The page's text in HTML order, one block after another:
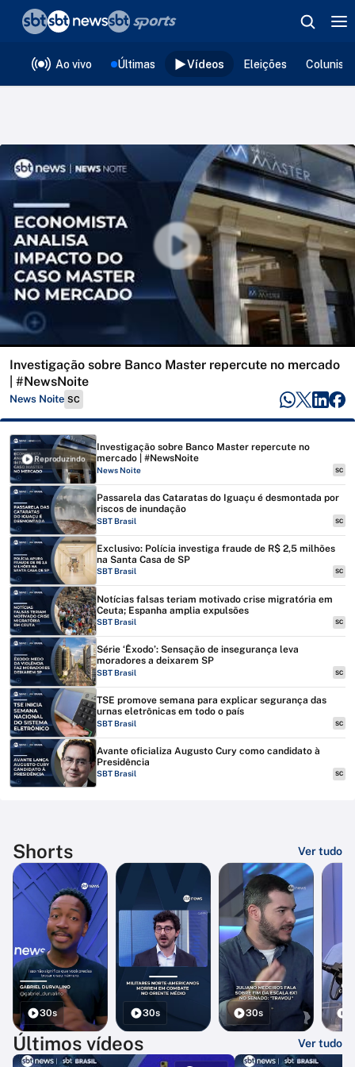
Ao vivo Últimas Vídeos Eleições
Investigação sobre Banco Master repercute no mercado
| #NewsNoite
News Noite SC
Reproduzindo
Investigação sobre Banco Master repercute no
mercado | #NewsNoite
News Noite SC
Passarela das Cataratas do Iguaçu é desmontada por
riscos de inundação
SBT Brasil SC
Exclusivo: Polícia investiga fraude de R$ 2,5 milhões
na Santa Casa de SP
SBT Brasil SC
Notícias falsas teriam motivado crise migratória em
Ceuta; Espanha amplia expulsões
SBT Brasil SC
Série ‘Êxodo’: Sensação de insegurança leva
moradores a deixarem SP
SBT Brasil SC
TSE promove semana para explicar segurança das
urnas eletrônicas em todo o país
SBT Brasil SC
Avante oficializa Augusto Cury como candidato à
Presidência
SBT Brasil SC
Shorts Ver tudo
30s 30s 30s
Últimos vídeos Ver tudo
❮voltar
Editorias